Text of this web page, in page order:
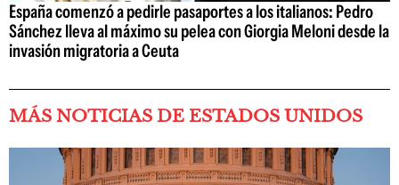
España comenzó a pedirle pasaportes a los italianos: Pedro
Sánchez lleva al máximo su pelea con Giorgia Meloni desde la
invasión migratoria a Ceuta
MÁS NOTICIAS DE ESTADOS UNIDOS